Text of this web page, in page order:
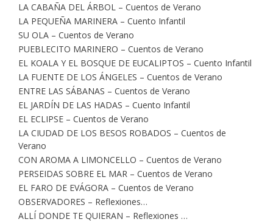
LA CABAÑA DEL ÁRBOL – Cuentos de Verano
LA PEQUEÑA MARINERA – Cuento Infantil
SU OLA – Cuentos de Verano
PUEBLECITO MARINERO – Cuentos de Verano
EL KOALA Y EL BOSQUE DE EUCALIPTOS – Cuento Infantil
LA FUENTE DE LOS ÁNGELES – Cuentos de Verano
ENTRE LAS SÁBANAS – Cuentos de Verano
EL JARDÍN DE LAS HADAS – Cuento Infantil
EL ECLIPSE – Cuentos de Verano
LA CIUDAD DE LOS BESOS ROBADOS – Cuentos de
Verano
CON AROMA A LIMONCELLO – Cuentos de Verano
PERSEIDAS SOBRE EL MAR – Cuentos de Verano
EL FARO DE EVÁGORA – Cuentos de Verano
OBSERVADORES – Reflexiones…
ALLÍ DONDE TE QUIERAN – Reflexiones …